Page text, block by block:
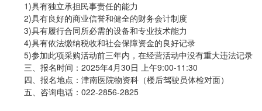
1)具有独立承担民事责任的能力
2)具有良好的商业信誉和健全的财务会计制度
3)具有履行合同所必需的设备和专业技术能力
4)具有依法缴纳税收和社会保障资金的良好记录
5)参加此项采购活动前三年内，在经营活动中没有重大违法记录
三、报名时间：2025年4月30日 上午9:00-11:30
四、报名地点：津南医院物资科（楼后驾驶员体检对面）
五、咨询电话：022-2856-2825